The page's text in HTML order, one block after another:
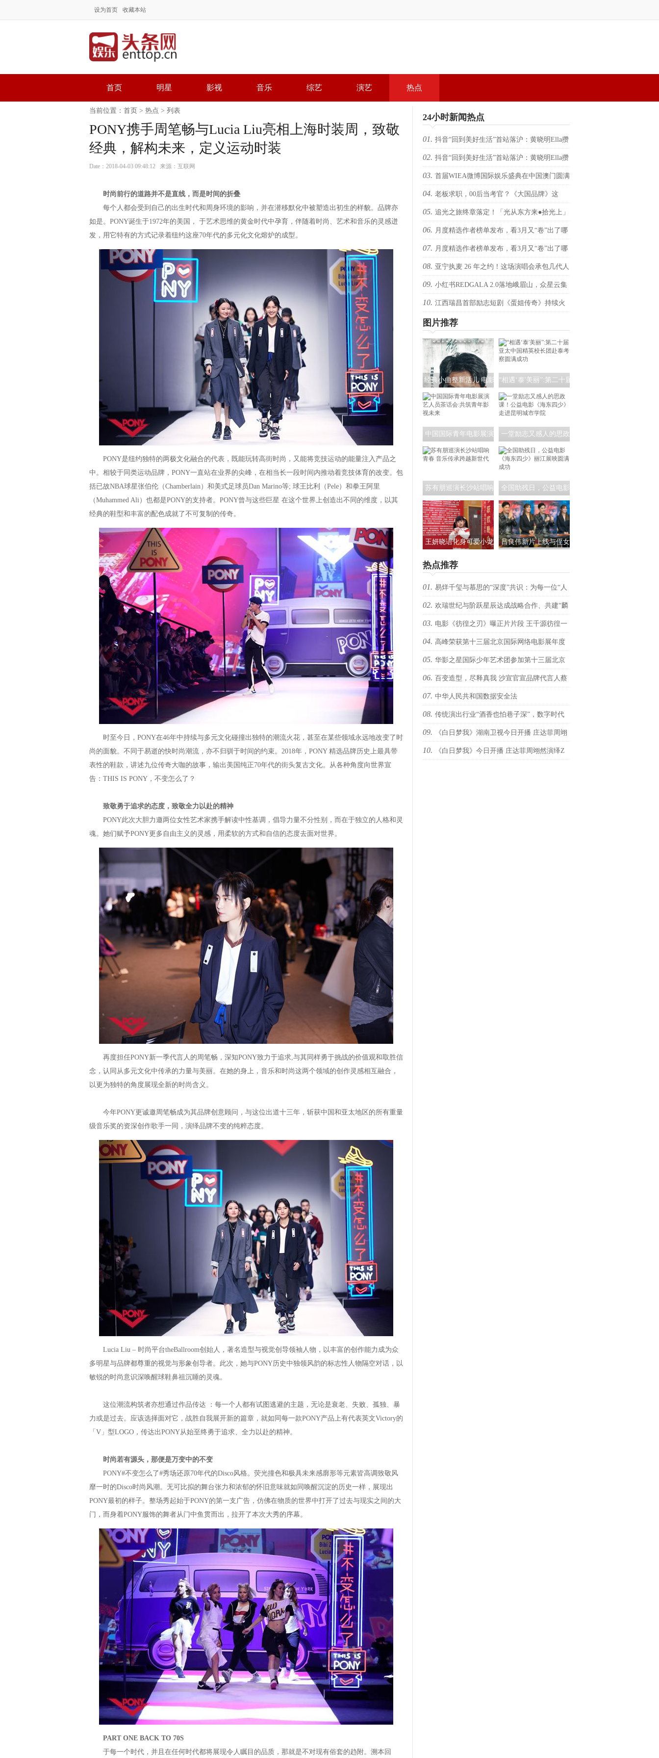
设为首页 收藏本站
首页 明星 影视 音乐 综艺 演艺 热点
当前位置： 首页 > 热点 > 列表
PONY携手周笔畅与Lucia Liu亮相上海时装周，致敬
经典，解构未来，定义运动时装
Date：2018-04-03 09:48:12 来源：互联网
时尚前行的道路并不是直线，而是时间的折叠
每个人都会受到自己的出生时代和周身环境的影响，并在潜移默化中被塑造出初生的样貌。品牌亦
如是。PONY诞生于1972年的美国， 于艺术思维的黄金时代中孕育，伴随着时尚、艺术和音乐的灵感迸
发，用它特有的方式记录着纽约这座70年代的多元化文化熔炉的成型。
PONY是纽约独特的两极文化融合的代表，既能玩转高街时尚，又能将竞技运动的能量注入产品之
中。相较于同类运动品牌，PONY一直站在业界的尖峰，在相当长一段时间内推动着竞技体育的改变。包
括已故NBA球星张伯伦（Chamberlain）和美式足球员Dan Marino等; 球王比利（Pele）和拳王阿里
（Muhammed Ali）也都是PONY的支持者。PONY曾与这些巨星 在这个世界上创造出不同的维度，以其
经典的鞋型和丰富的配色成就了不可复制的传奇。
时至今日，PONY在46年中持续与多元文化碰撞出独特的潮流火花，甚至在某些领域永远地改变了时
尚的面貌。不同于易逝的快时尚潮流，亦不归驯于时间的约束。2018年，PONY 精选品牌历史上最具带
表性的鞋款，讲述九位传奇大咖的故事，输出美国纯正70年代的街头复古文化。从各种角度向世界宣
告：THIS IS PONY，不变怎么了？
致敬勇于追求的态度，致敬全力以赴的精神
PONY此次大胆力邀两位女性艺术家携手解读中性基调，倡导力量不分性别，而在于独立的人格和灵
魂。她们赋予PONY更多自由主义的灵感，用柔软的方式和自信的态度去面对世界。
再度担任PONY新一季代言人的周笔畅，深知PONY致力于追求,与其同样勇于挑战的价值观和取胜信
念，认同从多元文化中传承的力量与美丽。在她的身上，音乐和时尚这两个领域的创作灵感相互融合，
以更为独特的角度展现全新的时尚含义。
今年PONY更诚邀周笔畅成为其品牌创意顾问，与这位出道十三年，斩获中国和亚太地区的所有重量
级音乐奖的资深创作歌手一同，演绎品牌不变的纯粹态度。
Lucia Liu – 时尚平台theBallroom创始人，著名造型与视觉创导领袖人物，以丰富的创作能力成为众
多明星与品牌都尊重的视觉与形象创导者。此次，她与PONY历史中独领风韵的标志性人物隔空对话，以
敏锐的时尚意识深唤醒球鞋鼻祖沉睡的灵魂。
这位潮流构筑者亦想通过作品传达 ：每一个人都有试图逃避的主题，无论是衰老、失败、孤独、暴
力或是过去。应该选择面对它，战胜自我展开新的篇章，就如同每一款PONY产品上有代表英文Victory的
「V」型LOGO，传达出PONY从始至终勇于追求、全力以赴的精神。
时尚若有源头，那便是万变中的不变
PONY#不变怎么了#秀场还原70年代的Disco风格。荧光撞色和极具未来感廓形等元素皆高调致敬风
靡一时的Disco时尚风潮。无可比拟的舞台张力和浓郁的怀旧意味就如同唤醒沉淀的历史一样，展现出
PONY最初的样子。整场秀起始于PONY的第一支广告，仿佛在物质的世界中打开了过去与现实之间的大
门，而身着PONY服饰的舞者从门中鱼贯而出，拉开了本次大秀的序幕。
PART ONE BACK TO 70S
于每一个时代，并且在任何时代都将展现令人瞩目的品质，那就是不对现有俗套的趋附。溯本回
24小时新闻热点
01. 抖音“回到美好生活”首站落沪：黄晓明Ella攒
局，替都市人预约一场不赶时间的晚风
02. 抖音“回到美好生活”首站落沪：黄晓明Ella攒
局，替都市人预约一场不赶时间的晚风
03. 首届WIEA微博国际娱乐盛典在中国澳门圆满
落幕 朴宰范、边伯贤、RIIZE、BILLKIN、PP
KR
04. 老板求职，00后当考官？《大国品牌》这
场“反向招聘”脱口秀，让企业家“集体破防”
05. 追光之旅终章落定！「光从东方来●拾光上」
音乐会定档4月20日
06. 月度精选作者榜单发布，看3月又“卷”出了哪
些抖音爆款？
07. 月度精选作者榜单发布，看3月又“卷”出了哪
些抖音爆款？
08. 亚宁执麦 26 年之约！这场演唱会承包几代人
的回忆
09. 小红书REDGALA 2.0落地峨眉山，众星云集
共赴春日野心之约
10. 江西瑞昌首部励志短剧《蛋姐传奇》持续火
爆！双平台数据刷新纪录，见证本土力量
图片推荐
经典小曲整新活儿 电影
《探清水河：重生》角
色海报暗藏时间迷局
“相遇‘泰'美丽”:第二十届
亚太中国精英校长团赴
泰考察圆满成功
中国国际青年电影展演
艺人员茶话会:共筑青年
影视未来
一堂励志又感人的思政
课！公益电影《海东四
少》走进昆明城市学院
苏有朋巡演长沙站唱响
青春 音乐传承跨越新世
代
全国助残日，公益电影
《海东四少》丽江展映
圆满成功
王妍晓语化身可爱小龙
家送来新春祝福
吕良伟新片上线与侄女
汉父亲的铁汉柔情
热点推荐
01. 易烊千玺与慕思的“深度”共识：为每一位“人
生向上者”续航
02. 欢瑞世纪与阶跃星辰达成战略合作、共建“麟
跃”AI联合实验室
03. 电影《彷徨之刃》曝正片片段 王千源彷徨一
枪决战恶魔少年
04. 高峰荣获第十三届北京国际网络电影展年度
十佳导演
05. 华影之星国际少年艺术团参加第十三届北京
国际网络电影展，传承电影梦
06. 百变造型，尽释真我 沙宣官宣品牌代言人蔡
依林 共启「出格」之旅
07. 中华人民共和国数据安全法
08. 传统演出行业“酒香也怕巷子深”，数字时代
下何处才是下一个突破口？
09. 《白日梦我》湖南卫视今日开播 庄达菲周翊
然青春飞驰炽热逐梦
10. 《白日梦我》今日开播 庄达菲周翊然演绎Z